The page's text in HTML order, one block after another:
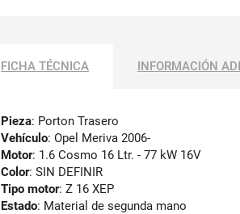
FICHA TÉCNICA INFORMACIÓN
Pieza: Porton Trasero
Vehículo: Opel Meriva 2006-
Motor: 1.6 Cosmo 16 Ltr. - 77 kW 16V
Color: SIN DEFINIR
Tipo motor: Z 16 XEP
Estado: Material de segunda mano